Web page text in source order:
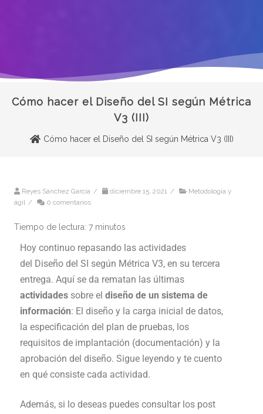
Cómo hacer el Diseño del SI según Métrica
V3 (III)
Cómo hacer el Diseño del SI según Métrica V3 (III)
Reyes Sánchez García / diciembre 15, 2021 /
Metodología y
ágil / 0 comentarios
Tiempo de lectura: 7 minutos
Hoy continuo repasando las actividades
del Diseño del SI según Métrica V3, en su tercera
entrega. Aquí se da rematan las últimas
actividades sobre el diseño de un sistema de
información: El diseño y la carga inicial de datos,
la especificación del plan de pruebas, los
requisitos de implantación (documentación) y la
aprobación del diseño. Sigue leyendo y te cuento
en qué consiste cada actividad.
Además, si lo deseas puedes consultar los post